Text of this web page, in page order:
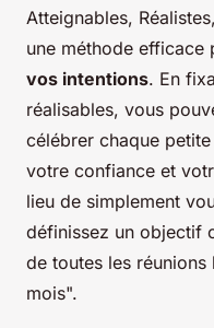
Atteignables,
une méthode efficace
vos intentions. En
réalisables, vous
célébrer chaque
votre confiance et
lieu de simplement
définissez un objectif
de toutes les
mois".